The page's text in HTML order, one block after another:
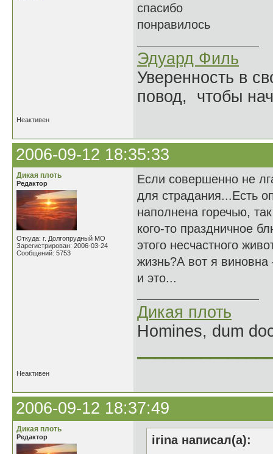
спасибо
понравилось
Эдуард Филь
Уверенность в
повод, чтобы
Неактивен
2006-09-12 18:35:33
Дикая плоть
Редактор
Откуда: г. Долгопрудный МО
Зарегистрирован: 2006-03-24
Сообщений: 5753
Если совершенно не
для страдания...Есть
наполнена горечью,
кого-то праздничное
этого несчастного
жизнь?А вот я
и это...
Дикая плоть
Homines, dum
Неактивен
2006-09-12 18:37:49
Дикая плоть
Редактор
irina написал(а):